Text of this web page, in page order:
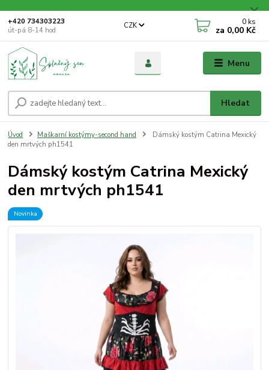
Menu
CZK
Hledat
+420 734303223
út-pá 8-14 hod
0 ks
za 0,00 Kč
Úvod Maškarní kostýmy-second hand
Dámský kostým Catrina Mexický
den mrtvých ph1541
Dámský kostým Catrina Mexický
den mrtvých ph1541
Novinka